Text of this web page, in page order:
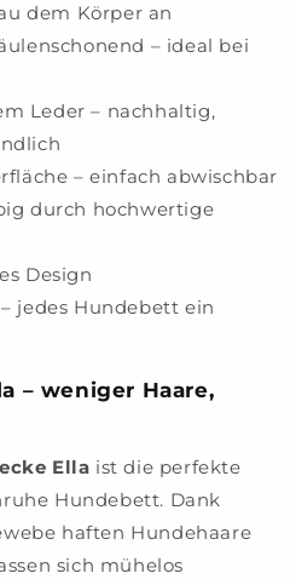
dem Körper an
– ideal bei
Leder – nachhaltig,
– einfach abwischbar
durch hochwertige
Design
jedes Hundebett ein
– weniger Haare,
Ella ist die perfekte
Hundebett. Dank
haften Hundehaare
sich mühelos